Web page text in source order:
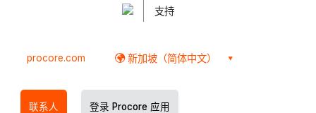
支持
procore.com 新加坡（简体中文）
联系人 登录 Procore 应用